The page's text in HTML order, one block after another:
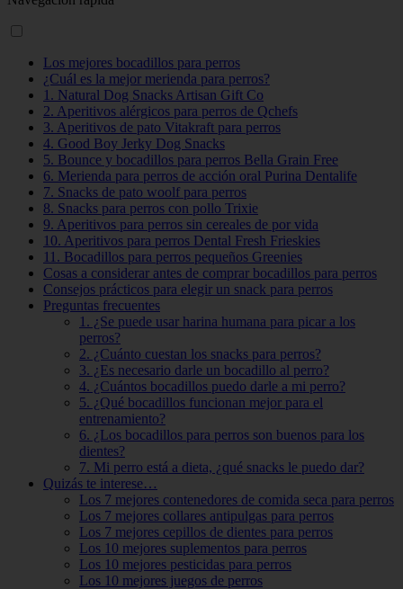
Los mejores bocadillos para perros
¿Cuál es la mejor merienda para perros?
1. Natural Dog Snacks Artisan Gift Co
2. Aperitivos alérgicos para perros de Qchefs
3. Aperitivos de pato Vitakraft para perros
4. Good Boy Jerky Dog Snacks
5. Bounce y bocadillos para perros Bella Grain Free
6. Merienda para perros de acción oral Purina Dentalife
7. Snacks de pato woolf para perros
8. Snacks para perros con pollo Trixie
9. Aperitivos para perros sin cereales de por vida
10. Aperitivos para perros Dental Fresh Frieskies
11. Bocadillos para perros pequeños Greenies
Cosas a considerar antes de comprar bocadillos para perros
Consejos prácticos para elegir un snack para perros
Preguntas frecuentes
1. ¿Se puede usar harina humana para picar a los
perros?
2. ¿Cuánto cuestan los snacks para perros?
3. ¿Es necesario darle un bocadillo al perro?
4. ¿Cuántos bocadillos puedo darle a mi perro?
5. ¿Qué bocadillos funcionan mejor para el
entrenamiento?
6. ¿Los bocadillos para perros son buenos para los
dientes?
7. Mi perro está a dieta, ¿qué snacks le puedo dar?
Quizás te interese…
Los 7 mejores contenedores de comida seca para perros
Los 7 mejores collares antipulgas para perros
Los 7 mejores cepillos de dientes para perros
Los 10 mejores suplementos para perros
Los 10 mejores pesticidas para perros
Los 10 mejores juegos de perros